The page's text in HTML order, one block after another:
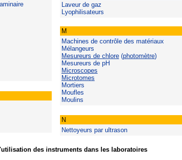
Laveur de gaz
Lyophilisateurs
M
Machines de contrôle des matériaux
Mélangeurs
Mesureurs de chlore (photomètre)
Mesureurs de pH
Microscopes
Microtomes
Mortiers
Moufles
Moulins
N
Nettoyeurs par ultrason
des instruments dans les laboratoires